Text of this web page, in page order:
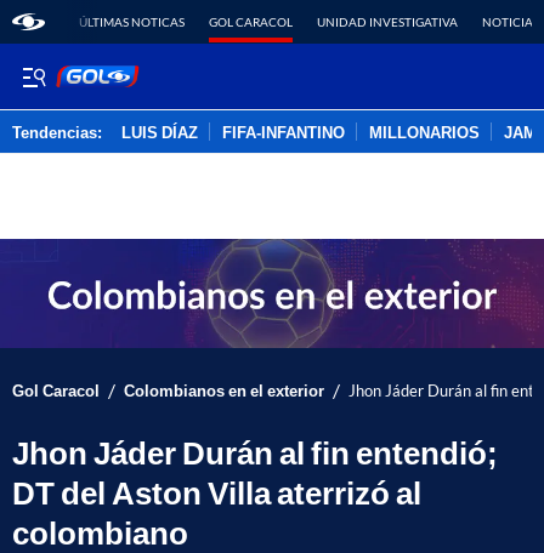
ÚLTIMAS NOTICAS GOL CARACOL UNIDAD INVESTIGATIVA NOTICIAS
Tendencias: LUIS DÍAZ FIFA-INFANTINO MILLONARIOS
Gol Caracol / Colombianos en el exterior / Jhon Jáder Durán al fin
Jhon Jáder Durán al fin entendió;
DT del Aston Villa aterrizó al
colombiano